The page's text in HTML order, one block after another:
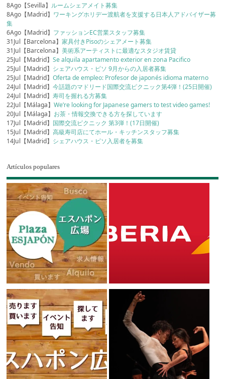
8Ago【Sevilla】 ルームシェアメイト募集
8Ago【Madrid】 ワーキングホリデー渡航者を支援する日本人アドバイザー募
集
6Ago【Madrid】 ファッションEC営業スタッフ募集
31Jul【Barcelona】家具付きPisoのシェアメート募集
31Jul【Barcelona】美術系アーティストに最適なスタジオ賃貸
25Jul【Madrid】Se alquila apartamento exterior en zona Pacifico
25Jul【Madrid】 シェアハウス・ピソ 9月からの入居者募集
25Jul【Madrid】Oferta de empleo: Profesor de japonés idioma materno
24Jul【Madrid】今話題のマドリード国際交流ピクニック第4弾！(25日開催)
24Jul【Madrid】寿司を握れる方募集
22Jul【Málaga】We’re looking for Japanese gamers to test video games!
20Jul【Málaga】 お茶・情報交換できる方を探しています
17Jul【Madrid】 国際交流ピクニック 第3弾！(17日開催)
15Jul【Madrid】高級寿司店にてホール・キッチンスタッフ募集
14Jul【Madrid】 シェアハウス・ピソ入居者を募集
Artículos populares